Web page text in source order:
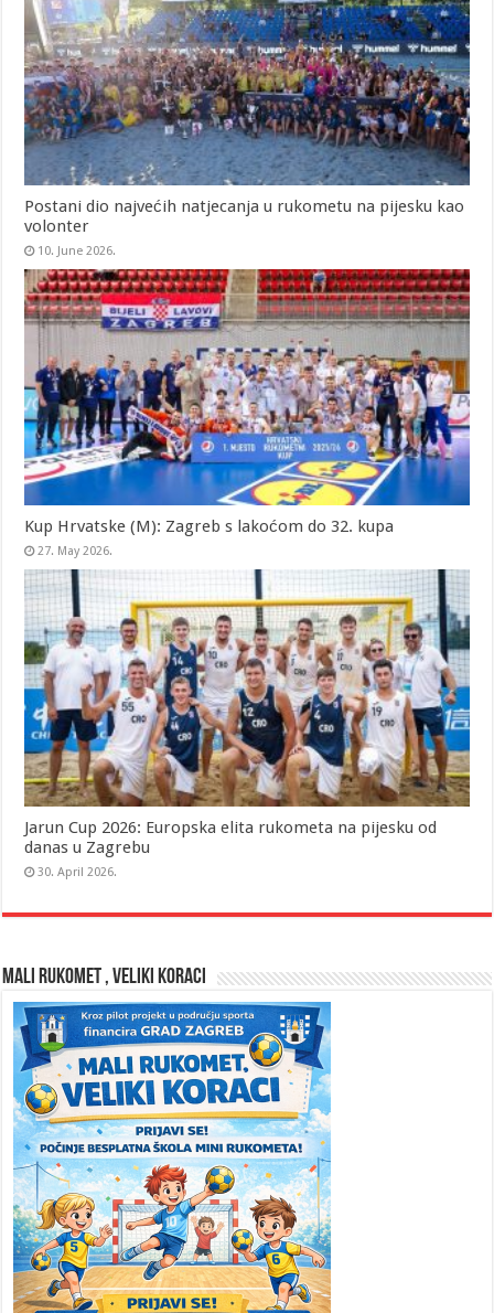
Postani dio najvećih natjecanja u rukometu na pijesku kao
volonter
10. June 2026.
Kup Hrvatske (M): Zagreb s lakoćom do 32. kupa
27. May 2026.
Jarun Cup 2026: Europska elita rukometa na pijesku od
danas u Zagrebu
30. April 2026.
MALI RUKOMET , VELIKI KORACI